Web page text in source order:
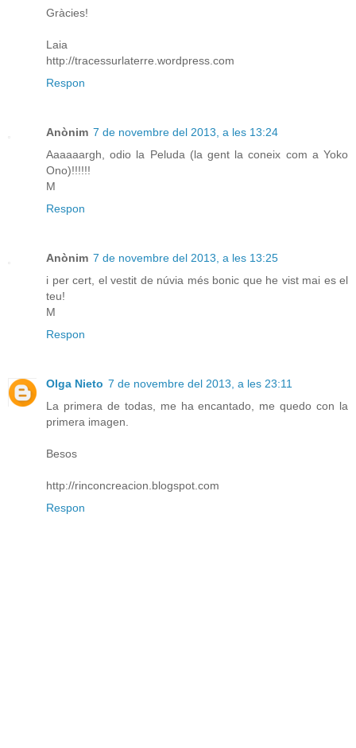
Gràcies!
Laia
http://tracessurlaterre.wordpress.com
Respon
Anònim 7 de novembre del 2013, a les 13:24
Aaaaaargh, odio la Peluda (la gent la coneix com a Yoko
Ono)!!!!!!
M
Respon
Anònim 7 de novembre del 2013, a les 13:25
i per cert, el vestit de núvia més bonic que he vist mai es el
teu!
M
Respon
Olga Nieto 7 de novembre del 2013, a les 23:11
La primera de todas, me ha encantado, me quedo con la
primera imagen.
Besos
http://rinconcreacion.blogspot.com
Respon